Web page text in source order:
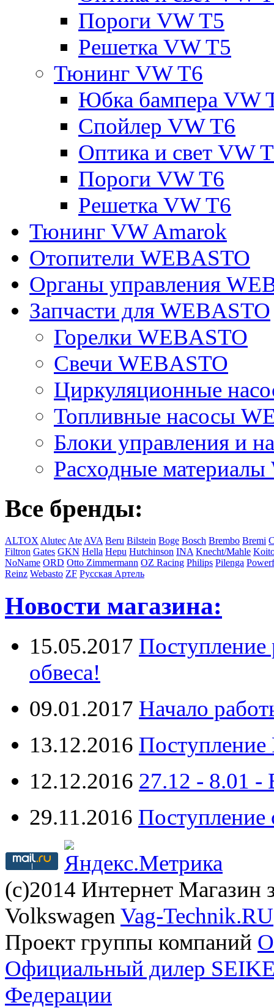
Пороги VW T5
Решетка VW T5
Тюнинг VW T6
Юбка бампера VW
Спойлер VW T6
Оптика и свет VW
Пороги VW T6
Решетка VW T6
Тюнинг VW Amarok
Отопители WEBASTO
Органы управления
Запчасти для WEBASTO
Горелки WEBASTO
Свечи WEBASTO
Циркуляционные
Топливные насосы
Блоки управления и
Расходные
Все бренды:
ALTOX Alutec Ate AVA Beru Bilstein Boge Bosch Brembo Bremi
Filtron Gates GKN Hella Hepu Hutchinson INA Knecht/Mahle
NoName ORD Otto Zimmermann OZ Racing Philips Pilenga
Reinz Webasto ZF Русская Артель
Новости магазина:
15.05.2017 Поступление
обвеса!
09.01.2017 Начало
13.12.2016 Поступление
12.12.2016 27.12 -
29.11.2016 Поступление
(с)2014 Интернет Магазин
Volkswagen Vag-Technik.RU
Проект группы компаний
Официальный дилер
Федерации